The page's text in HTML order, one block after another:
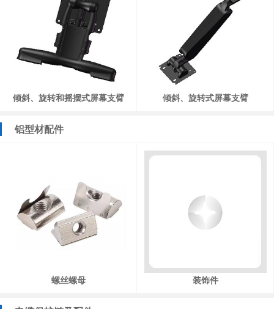
倾斜、旋转和摇摆式屏幕支臂 倾斜、旋转式屏幕支臂
铝型材配件
螺丝螺母 装饰件